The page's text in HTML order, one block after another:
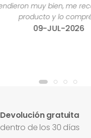
muy bien, me
producto y lo
09-JUL-2026
Devolución gratuita
dentro de los 30 días